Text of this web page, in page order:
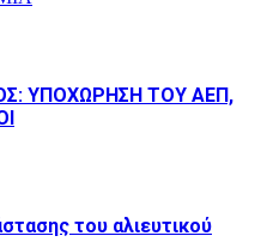
ΥΠΟΧΩΡΗΣΗ ΤΟΥ ΑΕΠ,
του αλιευτικού